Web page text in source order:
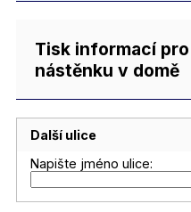
Tisk informací pro
nástěnku v domě
Další ulice
Napište jméno ulice: